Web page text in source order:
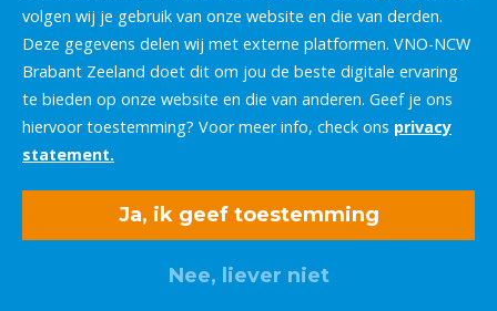
volgen wij je gebruik van onze website en die van derden.
Deze gegevens delen wij met externe platformen. VNO-NCW
Brabant Zeeland doet dit om jou de beste digitale ervaring
te bieden op onze website en die van anderen. Geef je ons
hiervoor toestemming? Voor meer info, check ons privacy
statement.
Ja, ik geef toestemming
Nee, liever niet